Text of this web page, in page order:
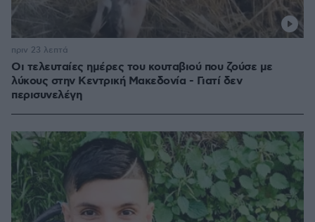
Οι τελευταίες ημέρες του κουταβιού που ζούσε με
λύκους στην Κεντρική Μακεδονία - Γιατί δεν
περισυνελέγη
πριν 23 λεπτά